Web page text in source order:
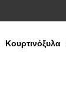
Κουρτινόξυλα